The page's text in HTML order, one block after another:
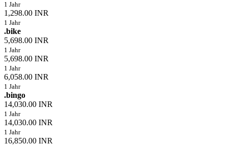
1 Jahr
1,298.00 INR
1 Jahr
.bike
5,698.00 INR
1 Jahr
5,698.00 INR
1 Jahr
6,058.00 INR
1 Jahr
.bingo
14,030.00 INR
1 Jahr
14,030.00 INR
1 Jahr
16,850.00 INR